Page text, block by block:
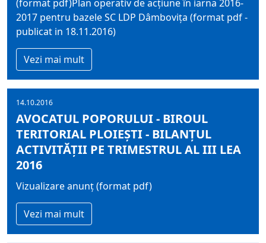
(format pdf)Plan operativ de acțiune în iarna 2016-
2017 pentru bazele SC LDP Dâmbovița (format pdf -
publicat in 18.11.2016)
Vezi mai mult
14.10.2016
AVOCATUL POPORULUI - BIROUL
TERITORIAL PLOIEŞTI - BILANȚUL
ACTIVITĂȚII PE TRIMESTRUL AL III LEA
2016
Vizualizare anunț (format pdf)
Vezi mai mult